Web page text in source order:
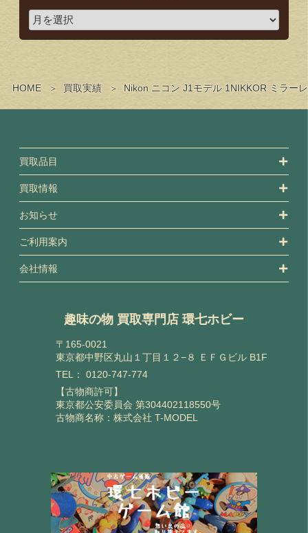
HOME 買取実績 Nikon ニコン J1モデル 1NIKKOR ミラー
買取品目
買取情報
お知らせ
ご利用案内
会社情報
趣味の物 買取専門店 環七ホビー
〒165-0021
東京都中野区丸山１丁目１２−８ ＥＦＧビル B1F
TEL： 0120-747-774
【古物商許可】
東京都公安委員会 第304402118550号
古物商名称：株式会社 T-MODEL